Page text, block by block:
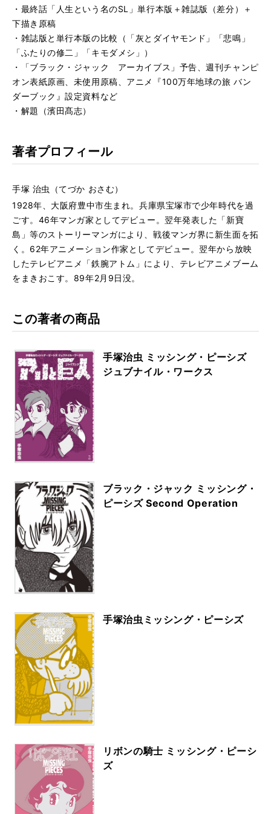
・最終話「人生という名のSL」単行本版＋雑誌版（差分）＋
下描き原稿
・雑誌版と単行本版の比較（「灰とダイヤモンド」「悲鳴」
「ふたりの修二」「キモダメシ」）
・「ブラック・ジャック アーカイブス」予告、週刊チャンピ
オン表紙原画、未使用原稿、アニメ『100万年地球の旅 バン
ダーブック』設定資料など
・解題（濱田髙志）
著者プロフィール
手塚 治虫（てづか おさむ）
1928年、大阪府豊中市生まれ。兵庫県宝塚市で少年時代を過
ごす。46年マンガ家としてデビュー。翌年発表した「新寶
島」等のストーリーマンガにより、戦後マンガ界に新生面を拓
く。62年アニメーション作家としてデビュー。翌年から放映
したテレビアニメ「鉄腕アトム」により、テレビアニメブーム
をまきおこす。89年2月9日没。
この著者の商品
手塚治虫 ミッシング・ピーシズ
ジュブナイル・ワークス
ブラック・ジャック ミッシング・
ピーシズ Second Operation
手塚治虫ミッシング・ピーシズ
リボンの騎士 ミッシング・ピーシ
ズ